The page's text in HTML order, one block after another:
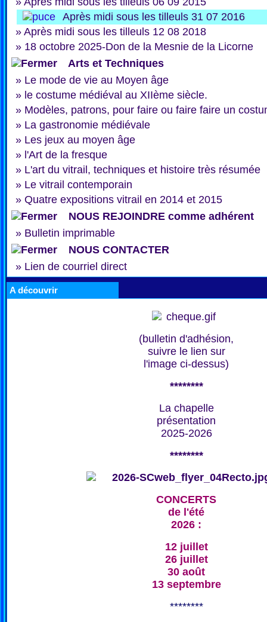
Après midi sous les tilleuls 31 07 2016
» Après midi sous les tilleuls 12 08 2018
» 18 octobre 2025-Don de la Mesnie de la Licorne
Arts et Techniques
» Le mode de vie au Moyen âge
» le costume médiéval au XIIème siècle.
» Modèles, patrons, pour faire ou faire faire un
» La gastronomie médiévale
» Les jeux au moyen âge
» l'Art de la fresque
» L'art du vitrail, techniques et histoire très résumée
» Le vitrail contemporain
» Quatre expositions vitrail en 2014 et 2015
NOUS REJOINDRE comme adhérent
» Bulletin imprimable
NOUS CONTACTER
» Lien de courriel direct
A découvrir
(bulletin d'adhésion,
suivre le lien sur
l'image ci-dessus)
********
La chapelle
présentation
2025-2026
********
CONCERTS
de l'été
2026 :
12 juillet
26 juillet
30 août
13 septembre
********